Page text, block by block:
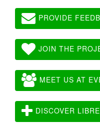
PROVIDE
JOIN THE
MEET US AT
DISCOVER